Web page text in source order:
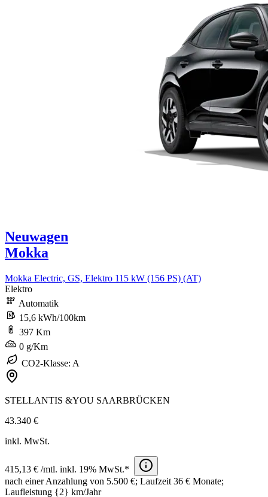
Neuwagen
Mokka
Mokka Electric, GS, Elektro 115 kW (156 PS) (AT)
Elektro
Automatik
15,6 kWh/100km
397 Km
0 g/Km
CO2-Klasse: A
STELLANTIS &YOU SAARBRÜCKEN
43.340 €
inkl. MwSt.
415,13 € /mtl. inkl. 19% MwSt.*
nach einer Anzahlung von 5.500 €; Laufzeit 36 € Monate;
Laufleistung {2} km/Jahr​